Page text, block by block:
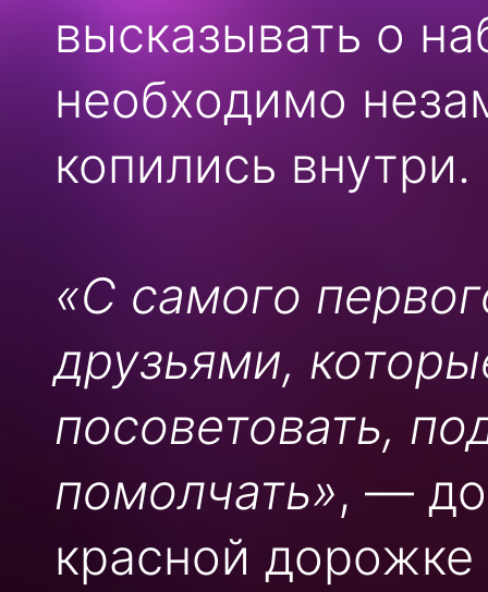
высказывать о
необходимо
копились внутри.
«С самого
друзьями,
посоветовать,
помолчать», —
красной дорожке